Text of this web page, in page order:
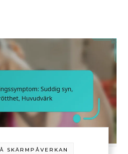
SKÄRMPÅVERKAN